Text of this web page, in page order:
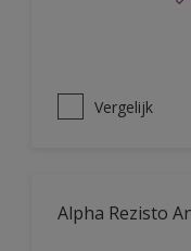
Vergelijk
Alpha Rezisto